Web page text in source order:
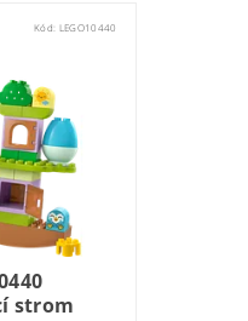
Kód: LEGO10440
strom